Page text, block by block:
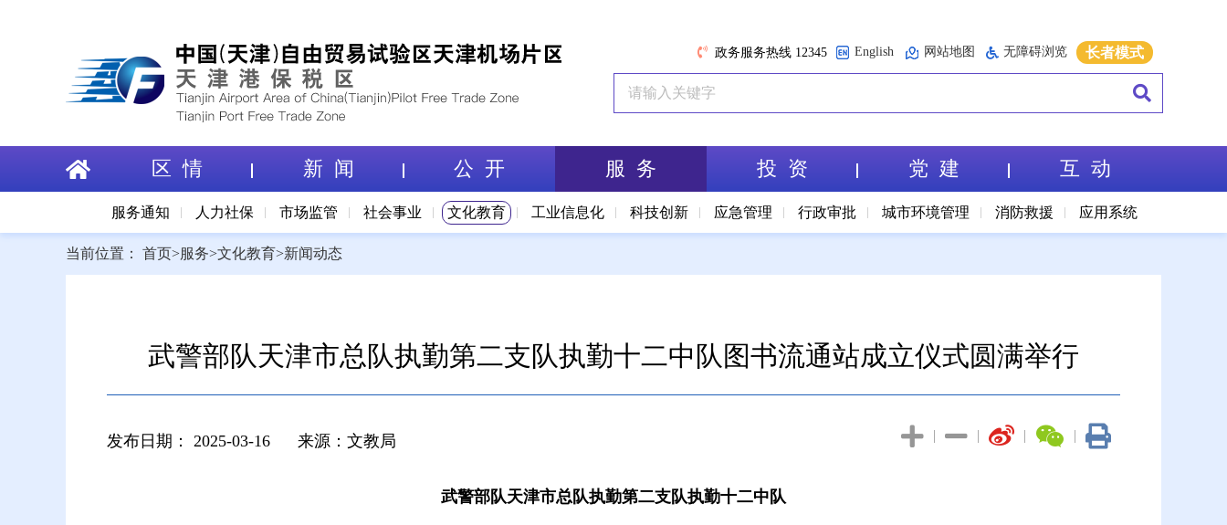
政务服务热线 12345 English 网站地图 无障碍浏览 长者模式
区 情 新 闻 公 开 服 务
服务通知 人力社保 市场监管 社会事业 文化教育 工业信息化 科技创新 应急管理 行政审批 城市环境管理 消防救援 应用系统
投 资 党 建 互 动
当前位置： 首页>服务>文化教育>新闻动态
武警部队天津市总队执勤第二支队执勤十二中队图书流通站成立仪式圆满举行
发布日期： 2025-03-16 来源：文教局 |
|
|
|
武警部队天津市总队执勤第二支队执勤十二中队